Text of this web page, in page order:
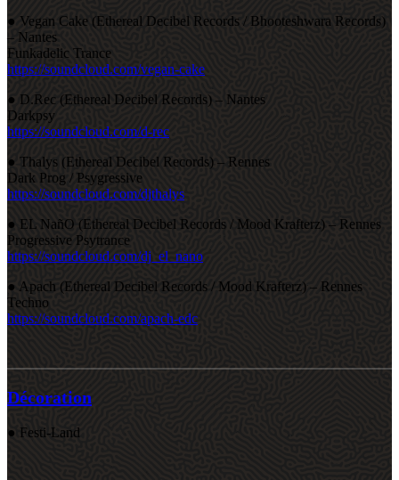
● Vegan Cake (Ethereal Decibel Records / Bhooteshwara Records)
– Nantes
Funkadelic Trance
https://soundcloud.com/vegan-cake
● D.Rec (Ethereal Decibel Records) – Nantes
Darkpsy
https://soundcloud.com/d-rec
● Thalys (Ethereal Decibel Records) – Rennes
Dark Prog / Psygressive
https://soundcloud.com/djthalys
● EL NañO (Ethereal Decibel Records / Mood Krafterz) – Rennes
Progressive Psytrance
https://soundcloud.com/dj_el_nano
● Apach (Ethereal Decibel Records / Mood Krafterz) – Rennes
Techno
https://soundcloud.com/apach-edc
Décoration
● Festi-Land